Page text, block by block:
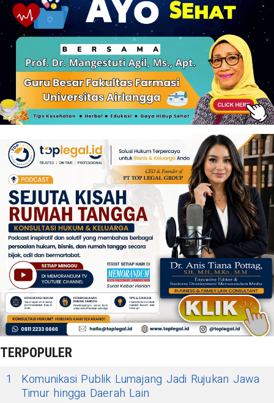
TERPOPULER
1
Komunikasi Publik Lumajang Jadi Rujukan Jawa
Timur hingga Daerah Lain